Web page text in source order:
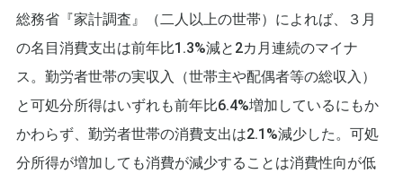
総務省『家計調査』（二人以上の世帯）によれば、３月
の名目消費支出は前年比1.3%減と2カ月連続のマイナ
ス。勤労者世帯の実収入（世帯主や配偶者等の総収入）
と可処分所得はいずれも前年比6.4%増加しているにもか
かわらず、勤労者世帯の消費支出は2.1%減少した。可処
分所得が増加しても消費が減少することは消費性向が低